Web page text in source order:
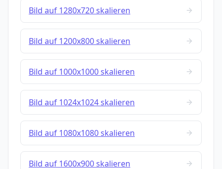
Bild auf 1280x720 skalieren
Bild auf 1200x800 skalieren
Bild auf 1000x1000 skalieren
Bild auf 1024x1024 skalieren
Bild auf 1080x1080 skalieren
Bild auf 1600x900 skalieren